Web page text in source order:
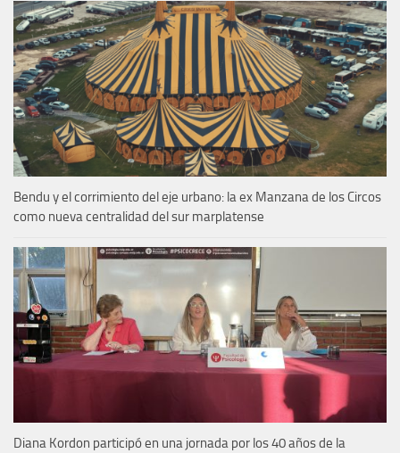
Bendu y el corrimiento del eje urbano: la ex Manzana de los Circos
como nueva centralidad del sur marplatense
Diana Kordon participó en una jornada por los 40 años de la